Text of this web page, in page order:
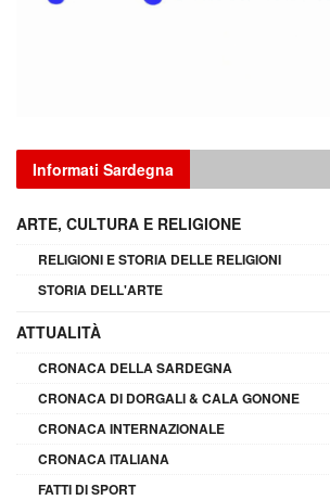
Informati Sardegna
ARTE, CULTURA E RELIGIONE
RELIGIONI E STORIA DELLE RELIGIONI
STORIA DELL'ARTE
ATTUALITÀ
CRONACA DELLA SARDEGNA
CRONACA DI DORGALI & CALA GONONE
CRONACA INTERNAZIONALE
CRONACA ITALIANA
FATTI DI SPORT